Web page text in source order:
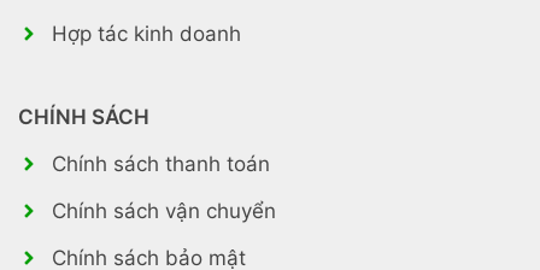
Hợp tác kinh doanh
CHÍNH SÁCH
Chính sách thanh toán
Chính sách vận chuyển
Chính sách bảo mật